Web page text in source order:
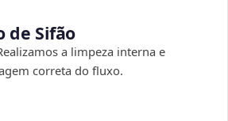
de Sifão
a limpeza interna e
correta do fluxo.